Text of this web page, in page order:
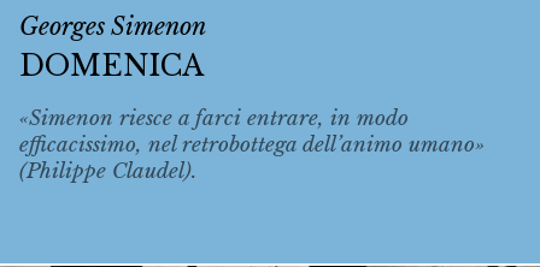
Georges Simenon
DOMENICA
«Simenon riesce a farci entrare, in modo
efficacissimo, nel retrobottega dell’animo umano»
(Philippe Claudel).